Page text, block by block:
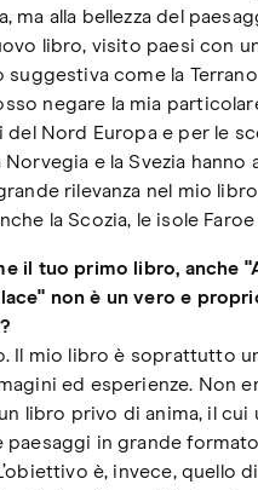
ma alla bellezza del
libro, visito paesi con
come la
negare la mia
del Nord Europa e per le
e la Svezia hanno
rilevanza nel mio
la Scozia, le isole Faroe
il tuo primo libro, anche
non è un vero e
Il mio libro è soprattutto
ed esperienze. Non
libro privo di anima, il
paesaggi in grande
è, invece, quello